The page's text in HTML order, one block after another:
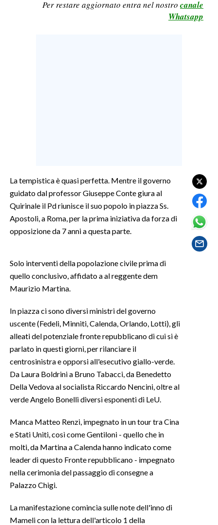
TENNIS
ALTRI SPORT
CULTURA
GOSSIP
SALUTE
SARDEGNA TURISMO
SARDI NEL MONDO
NOTIZIE
EVENTI
#CARAUNIONE
INSULARITÀ
INFO AZIENDE
ABBONATI
ANNUNCI
PUBBLICITÀ
Per restare aggiornato entra nel nostro canale
Whatsapp
La tempistica è quasi perfetta. Mentre il governo
guidato dal professor Giuseppe Conte giura al
Quirinale il Pd riunisce il suo popolo in piazza Ss.
Apostoli, a Roma, per la prima iniziativa da forza di
opposizione da 7 anni a questa parte.
Solo interventi della popolazione civile prima di
quello conclusivo, affidato a al reggente dem
Maurizio Martina.
In piazza ci sono diversi ministri del governo
uscente (Fedeli, Minniti, Calenda, Orlando, Lotti), gli
alleati del potenziale fronte repubblicano di cui si è
parlato in questi giorni, per rilanciare il
centrosinistra e opporsi all'esecutivo giallo-verde.
Da Laura Boldrini a Bruno Tabacci, da Benedetto
Della Vedova al socialista Riccardo Nencini, oltre al
verde Angelo Bonelli diversi esponenti di LeU.
Manca Matteo Renzi, impegnato in un tour tra Cina
e Stati Uniti, così come Gentiloni - quello che in
molti, da Martina a Calenda hanno indicato come
leader di questo Fronte repubblicano - impegnato
nella cerimonia del passaggio di consegne a
Palazzo Chigi.
La manifestazione comincia sulle note dell'inno di
Mameli con la lettura dell'articolo 1 della